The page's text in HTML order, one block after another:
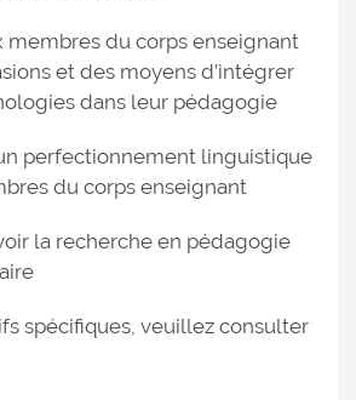
membres du corps enseignant
et des moyens d’intégrer
dans leur pédagogie
perfectionnement linguistique
du corps enseignant
la recherche en pédagogie
spécifiques, veuillez consulter